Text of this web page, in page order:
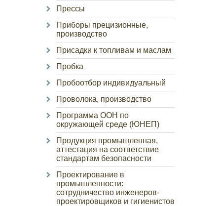
Прессы
Приборы прецизионные,
производство
Присадки к топливам и маслам
Пробка
Пробоотбор индивидуальный
Проволока, производство
Программа ООН по
окружающей среде (ЮНЕП)
Продукция промышленная,
аттестация на соответствие
стандартам безопасности
Проектирование в
промышленности:
сотрудничество инженеров-
проектировщиков и гигиенистов